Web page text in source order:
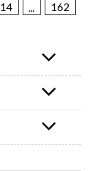
14
162